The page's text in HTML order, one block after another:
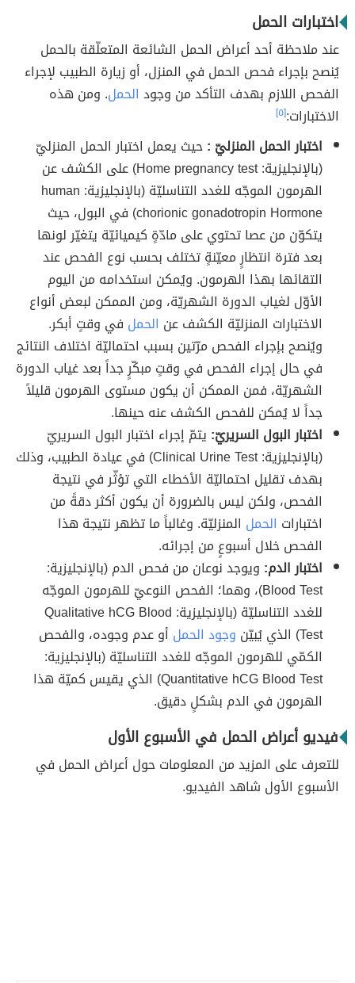
اختبارات الحمل
عند ملاحظة أحد أعراض الحمل الشائعة المتعلّقة بالحمل
يُنصح بإجراء فحص الحمل في المنزل، أو زيارة الطبيب لإجراء
الفحص اللازم بهدف التأكد من وجود الحمل. ومن هذه
الاختبارات:[٥]
اختبار الحمل المنزليّ :حيث يعمل اختبار الحمل المنزليّ
(بالإنجليزية: Home pregnancy test) على الكشف عن
الهرمون الموجّه للغدد التناسليّة (بالإنجليزية: human
chorionic gonadotropin Hormone) في البول، حيث
يتكوّن من عصا تحتوي على مادّةٍ كيميائيّة يتغيّر لونها
بعد فترة انتظارٍ معيّنةٍ تختلف بحسب نوع الفحص عند
التقائها بهذا الهرمون. ويُمكن استخدامه من اليوم
الأوّل لغياب الدورة الشهريّة، ومن الممكن لبعض أنواع
الاختبارات المنزليّة الكشف عن الحمل في وقتٍ أبكر.
ويُنصح بإجراء الفحص مرّتين بسبب احتماليّة اختلاف النتائج
في حال إجراء الفحص في وقتٍ مبكّرٍ جداً بعد غياب الدورة
الشهريّة، فمن الممكن أن يكون مستوى الهرمون قليلاً
جداً لا يُمكن للفحص الكشف عنه حينها.
اختبار البول السريريّ: يتمّ إجراء اختبار البول السريريّ
(بالإنجليزية: Clinical Urine Test) في عيادة الطبيب، وذلك
بهدف تقليل احتماليّة الأخطاء التي تؤثّر في نتيجة
الفحص، ولكن ليس بالضرورة أن يكون أكثر دقةً من
اختبارات الحمل المنزليّة. وغالباً ما تظهر نتيجة هذا
الفحص خلال أسبوعٍ من إجرائه.
اختبار الدم: ويوجد نوعان من فحص الدم (بالإنجليزية:
Blood Test)، وهما؛ الفحص النوعيّ للهرمون الموجّه
للغدد التناسليّة (بالإنجليزية: Qualitative hCG Blood
Test) الذي يُبيّن
وجود الحمل أو عدم وجوده، والفحص
الكمّي للهرمون الموجّه للغدد التناسليّة (بالإنجليزية:
Quantitative hCG Blood Test) الذي يقيس كميّة هذا
الهرمون في الدم بشكلٍ دقيق.
فيديو أعراض الحمل في الأسبوع الأول
للتعرف على المزيد من المعلومات حول أعراض الحمل في
الأسبوع الأول شاهد الفيديو.